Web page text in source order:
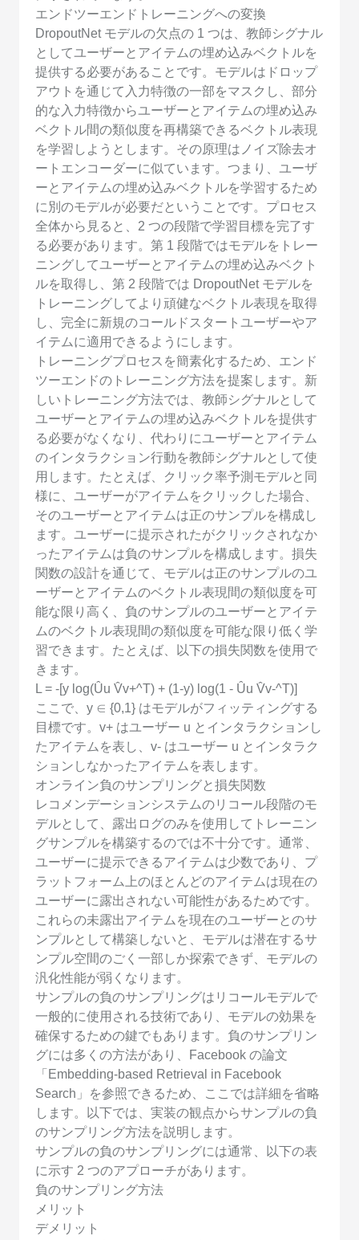
エンドツーエンドトレーニングへの変換
DropoutNet モデルの欠点の 1 つは、教師シグナル
としてユーザーとアイテムの埋め込みベクトルを
提供する必要があることです。モデルはドロップ
アウトを通じて入力特徴の一部をマスクし、部分
的な入力特徴からユーザーとアイテムの埋め込み
ベクトル間の類似度を再構築できるベクトル表現
を学習しようとします。その原理はノイズ除去オ
ートエンコーダーに似ています。つまり、ユーザ
ーとアイテムの埋め込みベクトルを学習するため
に別のモデルが必要だということです。プロセス
全体から見ると、2 つの段階で学習目標を完了す
る必要があります。第 1 段階ではモデルをトレー
ニングしてユーザーとアイテムの埋め込みベクト
ルを取得し、第 2 段階では DropoutNet モデルを
トレーニングしてより頑健なベクトル表現を取得
し、完全に新規のコールドスタートユーザーやア
イテムに適用できるようにします。
トレーニングプロセスを簡素化するため、エンド
ツーエンドのトレーニング方法を提案します。新
しいトレーニング方法では、教師シグナルとして
ユーザーとアイテムの埋め込みベクトルを提供す
る必要がなくなり、代わりにユーザーとアイテム
のインタラクション行動を教師シグナルとして使
用します。たとえば、クリック率予測モデルと同
様に、ユーザーがアイテムをクリックした場合、
そのユーザーとアイテムは正のサンプルを構成し
ます。ユーザーに提示されたがクリックされなか
ったアイテムは負のサンプルを構成します。損失
関数の設計を通じて、モデルは正のサンプルのユ
ーザーとアイテムのベクトル表現間の類似度を可
能な限り高く、負のサンプルのユーザーとアイテ
ムのベクトル表現間の類似度を可能な限り低く学
習できます。たとえば、以下の損失関数を使用で
きます。
L = -[y log(Ûu V̂v+^T) + (1-y) log(1 - Ûu V̂v-^T)]
ここで、y ∈ {0,1} はモデルがフィッティングする
目標です。v+ はユーザー u とインタラクションし
たアイテムを表し、v- はユーザー u とインタラク
ションしなかったアイテムを表します。
オンライン負のサンプリングと損失関数
レコメンデーションシステムのリコール段階のモ
デルとして、露出ログのみを使用してトレーニン
グサンプルを構築するのでは不十分です。通常、
ユーザーに提示できるアイテムは少数であり、プ
ラットフォーム上のほとんどのアイテムは現在の
ユーザーに露出されない可能性があるためです。
これらの未露出アイテムを現在のユーザーとのサ
ンプルとして構築しないと、モデルは潜在するサ
ンプル空間のごく一部しか探索できず、モデルの
汎化性能が弱くなります。
サンプルの負のサンプリングはリコールモデルで
一般的に使用される技術であり、モデルの効果を
確保するための鍵でもあります。負のサンプリン
グには多くの方法があり、Facebook の論文
「Embedding-based Retrieval in Facebook
Search」を参照できるため、ここでは詳細を省略
します。以下では、実装の観点からサンプルの負
のサンプリング方法を説明します。
サンプルの負のサンプリングには通常、以下の表
に示す 2 つのアプローチがあります。
負のサンプリング方法
メリット
デメリット